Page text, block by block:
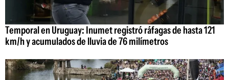
Temporal en Uruguay: Inumet registró ráfagas de hasta 121
km/h y acumulados de lluvia de 76 milímetros